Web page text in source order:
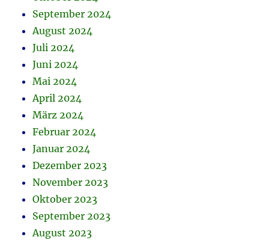
September 2024
August 2024
Juli 2024
Juni 2024
Mai 2024
April 2024
März 2024
Februar 2024
Januar 2024
Dezember 2023
November 2023
Oktober 2023
September 2023
August 2023